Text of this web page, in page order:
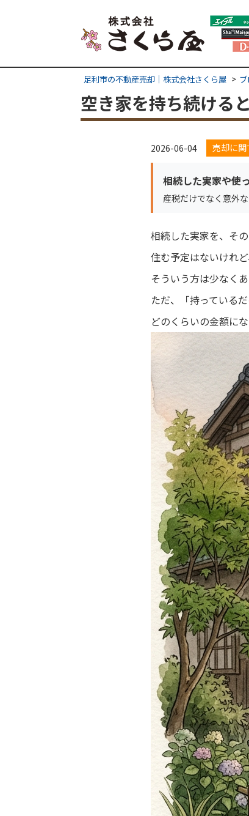
足利市の不動産売却｜株式会社さくら屋
空き家を持ち続ける
2026-06-04 売却に関
相続した実家や使
産税だけでなく意外
相続した実家を、そ
住む予定はないけれ
そういう方は少なくあ
ただ、「持っている
どのくらいの金額に